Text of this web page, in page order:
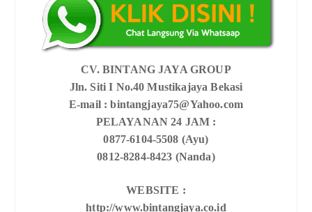
CV. BINTANG JAYA GROUP
Jln. Siti I No.40 Mustikajaya Bekasi
E-mail : bintangjaya75@Yahoo.com
PELAYANAN 24 JAM :
0877-6104-5508 (Ayu)
0812-8284-8423 (Nanda)
WEBSITE :
http://www.bintangjaya.co.id